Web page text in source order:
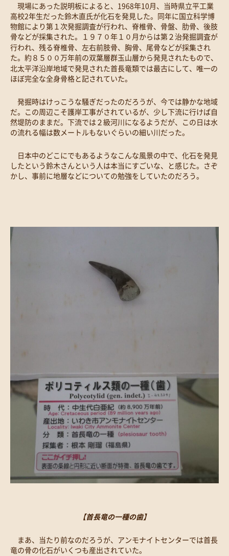
現場にあった説明板によると、1968年10月、当時県立平工業
高校2年生だった鈴木直氏が化石を発見した。同年に国立科学博
物館により第１次発掘調査が行われ、脊椎骨、骨盤、肋骨、後肢
骨などが採集された。１９７０年１０月からは第２治発掘調査が
行われ、残る脊椎骨、左右前肢骨、胸骨、尾骨などが採集され
た。約８５００万年前の双葉層群玉山層から発見されたもので、
北太平洋沿岸地域で発見された首長竜類では最古にして、唯一の
ほぼ完全な全身骨格と記されていた。
発掘時はけっこうな騒ぎだったのだろうが、今では静かな地域
だ。この周辺こそ護岸工事がされているが、少し下流に行けば自
然堤防のままだ。下流では２級河川になるようだが、この日は水
の流れる幅は数メートルもないぐらいの細い川だった。
日本中のどこにでもあるようなこんな風景の中で、化石を発見
したという鈴木さんという人は本当にすごいな、と感じた。さぞ
かし、事前に地層などについての勉強をしていたのだろう。
【首長竜の一種の歯】
まあ、当たり前なのだろうが、アンモナイトセンターでは首長
竜の骨の化石がいくつも産出されていた。